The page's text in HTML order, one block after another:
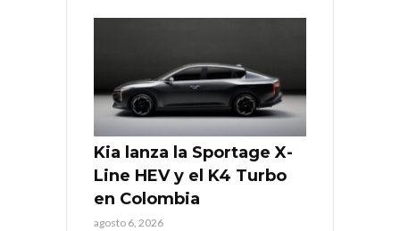
Kia lanza la Sportage X-
Line HEV y el K4 Turbo
en Colombia
agosto 6, 2026